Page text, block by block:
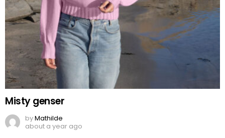
Misty genser
byMathilde
about a year ago